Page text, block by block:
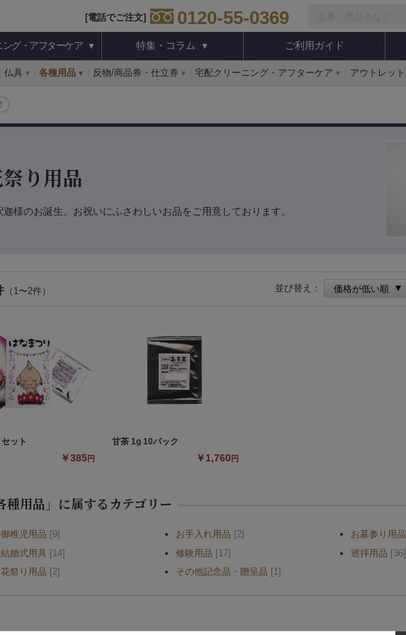
[電話でご注文] 0120-55-0369
ング・アフターケア 特集・コラム ご利用ガイド
仏具 各種用品 反物/商品券・仕立券 宅配クリーニング・アフターケア アウトレット
り用品
迦様のお誕生。お祝いにふさわしいお品をご用意しております。
（1〜2件） 並び替え：
ット
￥385円
甘茶 1g 10パック
￥1,760 円
種用品」に属するカテゴリー
御稚児用品 [9] お手入れ用品 [2] お墓参り用品
結婚式用具 [14] 修験用品 [17] 巡拝用品 [36]
花祭り用品 [2] その他記念品・贈呈品 [1]